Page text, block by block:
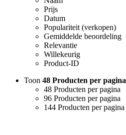
Prijs
Datum
Populariteit (verkopen)
Gemiddelde beoordeling
Relevantie
Willekeurig
Product-ID
Toon 48 Producten per pagina
48 Producten per pagina
96 Producten per pagina
144 Producten per pagina